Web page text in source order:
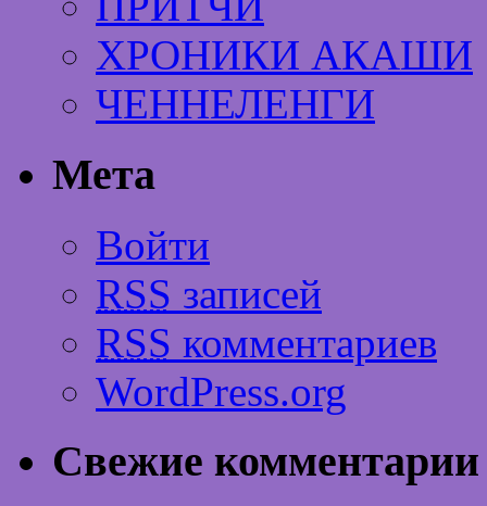
ХРОНИКИ АКАШИ
ЧЕННЕЛЕНГИ
Мета
Войти
RSS записей
RSS комментариев
WordPress.org
Свежие комментарии